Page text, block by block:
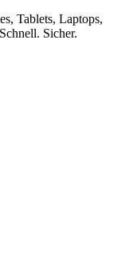
Tablets, Laptops,
Sicher.